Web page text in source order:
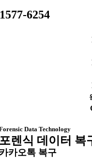
1577-6254
Data Technology
렌식 데이터 복
카오톡 복구